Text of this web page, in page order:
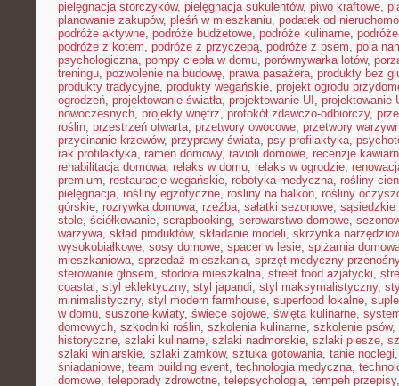
pielęgnacja storczyków, pielęgnacja sukulentów, piwo kraftowe,
planowanie zakupów, pleśń w mieszkaniu, podatek od
podróże aktywne, podróże budżetowe, podróże kulinarne,
podróże z kotem, podróże z przyczepą, podróże z psem, pola
psychologiczna, pompy ciepła w domu, porównywarka lotów,
treningu, pozwolenie na budowę, prawa pasażera, produkty bez
produkty tradycyjne, produkty wegańskie, projekt ogrodu
ogrodzeń, projektowanie światła, projektowanie UI , projektowanie
nowoczesnych, projekty wnętrz, protokół zdawczo-odbiorczy,
roślin, przestrzeń otwarta, przetwory owocowe, przetwory
przycinanie krzewów, przyprawy świata, psy profilaktyka,
rak profilaktyka, ramen domowy, ravioli domowe, recenzje
rehabilitacja domowa, relaks w domu, relaks w ogrodzie,
premium, restauracje wegańskie, robotyka medyczna, rośliny
pielęgnacja, rośliny egzotyczne, rośliny na balkon, rośliny
górskie, rozrywka domowa, rzeźba, sałatki sezonowe, sąsiedzkie
stole, ściółkowanie, scrapbooking, serowarstwo domowe,
warzywa, skład produktów, składanie modeli, skrzynka
wysokobiałkowe, sosy domowe, spacer w lesie, spiżarnia
mieszkaniowa, sprzedaż mieszkania, sprzęt medyczny przenośny
sterowanie głosem, stodoła mieszkalna, street food azjatycki,
coastal , styl eklektyczny, styl japandi, styl maksymalistyczny,
minimalistyczny, styl modern farmhouse, superfood lokalne,
w domu, suszone kwiaty, świece sojowe, święta kulinarne,
domowych, szkodniki roślin, szkolenia kulinarne, szkolenie psów,
historyczne, szlaki kulinarne, szlaki nadmorskie, szlaki piesze,
szlaki winiarskie, szlaki zamków, sztuka gotowania, tanie noclegi
śniadaniowe, team building event, technologia medyczna,
domowe, teleporady zdrowotne, telepsychologia, tempeh przepisy